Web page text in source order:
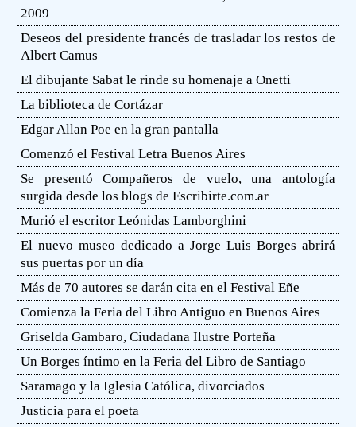
2009
Deseos del presidente francés de trasladar los restos de
Albert Camus
El dibujante Sabat le rinde su homenaje a Onetti
La biblioteca de Cortázar
Edgar Allan Poe en la gran pantalla
Comenzó el Festival Letra Buenos Aires
Se presentó Compañeros de vuelo, una antología
surgida desde los blogs de Escribirte.com.ar
Murió el escritor Leónidas Lamborghini
El nuevo museo dedicado a Jorge Luis Borges abrirá
sus puertas por un día
Más de 70 autores se darán cita en el Festival Eñe
Comienza la Feria del Libro Antiguo en Buenos Aires
Griselda Gambaro, Ciudadana Ilustre Porteña
Un Borges íntimo en la Feria del Libro de Santiago
Saramago y la Iglesia Católica, divorciados
Justicia para el poeta